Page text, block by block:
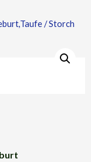
/ Storch